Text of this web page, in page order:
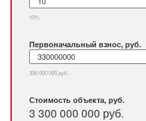
10%
Первоначальный взнос, руб.
330 000 000 руб.
Стоимость объекта, руб.
3 300 000 000 руб.